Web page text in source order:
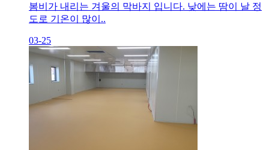
봄비가 내리는 겨울의 막바지 입니다. 낮에는 땀이 날 정
도로 기온이 많이..
03-25